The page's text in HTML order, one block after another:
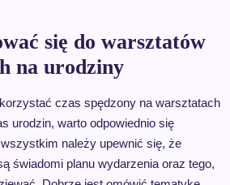
się do warsztatów
na urodziny
czas spędzony na warsztatach
urodzin, warto odpowiednio się
należy upewnić się, że
świadomi planu wydarzenia oraz tego,